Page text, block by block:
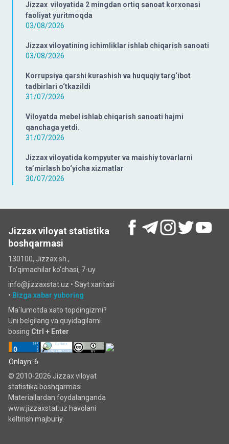
Jizzax viloyatida 2 mingdan ortiq sanoat korxonasi
faoliyat yuritmoqda
03/08/2026
Jizzax viloyatining ichimliklar ishlab chiqarish sanoati
03/08/2026
Korrupsiya qarshi kurashish va huquqiy targ‘ibot
tadbirlari o‘tkazildi
31/07/2026
Viloyatda mebel ishlab chiqarish sanoati hajmi
qanchaga yetdi.
31/07/2026
Jizzax viloyatida kompyuter va maishiy tovarlarni
ta’mirlash bo‘yicha xizmatlar
30/07/2026
Jizzax viloyat statistika
boshqarmasi
130100, Jizzax sh.,
To'qimachilar ko‘chаsi, 7-uy
info@jizzaxstat.uz • Sayt xaritasi
• Bizga xabar yuboring
Ma`lumotda xato topdingizmi?
Uni belgilang va quyidagilarni
bosing Ctrl + Enter
Onlayn: 6
© 2010-2026 Jizzax viloyat
statistika boshqarmasi
Materiallardan foydalanganda
www.jizzaxstat.uz havolani
keltirish majburiy.